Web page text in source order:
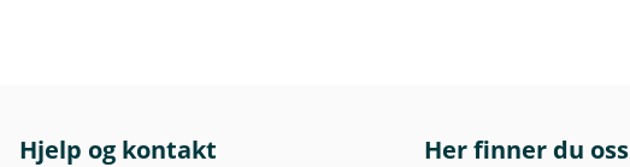
Hjelp og kontakt Her finner du oss